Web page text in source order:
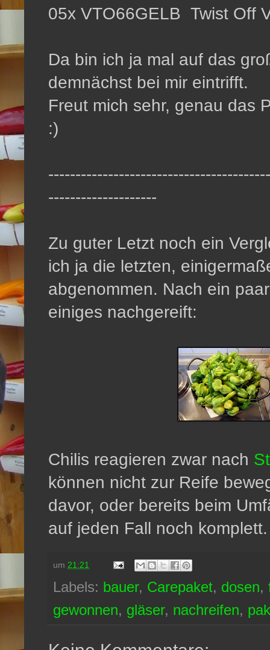
05x VTO66GELB Twist Off
Da bin ich ja mal auf das
demnächst bei mir eintrifft.
Freut mich sehr, genau das
:)
--------------------
Zu guter Letzt noch ein
ich ja die letzten,
abgenommen. Nach ein
einiges nachgereift:
Chilis reagieren zwar nach
können nicht zur Reife
davor, oder bereits beim
auf jeden Fall noch komplett.
um 21:21
Labels: bauer, Carepaket, dosen,
gewonnen, gläser, nachreifen,